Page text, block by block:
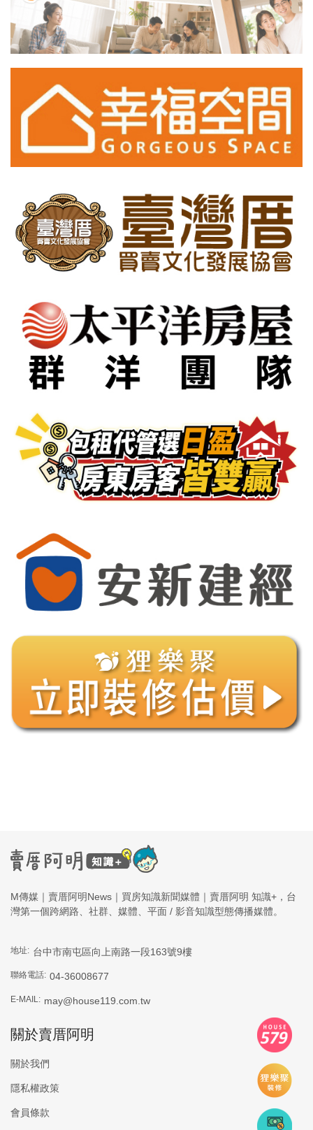
M傳媒｜賣厝阿明News｜買房知識新聞媒體｜賣厝阿明 知識+，台
灣第一個跨網路、社群、媒體、平面 / 影音知識型態傳播媒體。
地址: 台中市南屯區向上南路一段163號9樓
聯絡電話: 04-36008677
E-MAIL: may@house119.com.tw
關於賣厝阿明
關於我們
隱私權政策
會員條款